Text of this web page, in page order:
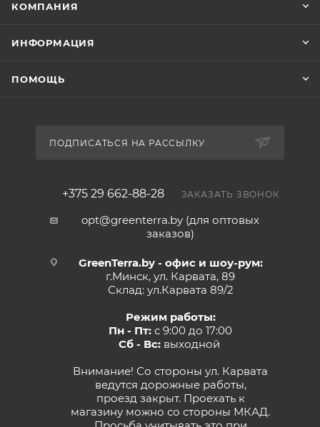
КОМПАНИЯ
ИНФОРМАЦИЯ
ПОМОЩЬ
ПОДПИСАТЬСЯ НА РАССЫЛКУ
+375 29 662-88-28 ЗАКАЗАТЬ ЗВОНОК
opt@greenterra.by (для оптовых
заказов)
GreenTerra.by - офис и шоу-рум:
г.Минск, ул. Карвата, 89
Склад: ул.Карвата 89/2
Режим работы:
Пн - Пт: с 9:00 до 17:00
Сб - Вс:выходной
Внимание! Со стороны ул. Карвата
ведутся дорожные работы,
проезд закрыт. Проехать к
магазину можно со стороны МКАД.